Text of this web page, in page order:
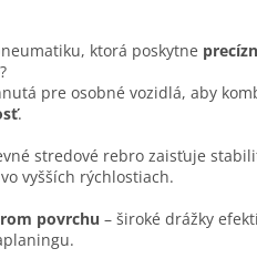
ktorá poskytne
?
pre osobné vozidlá, aby
.
stredové rebro zaisťuje
vyšších rýchlostiach.
povrchu – široké drážky